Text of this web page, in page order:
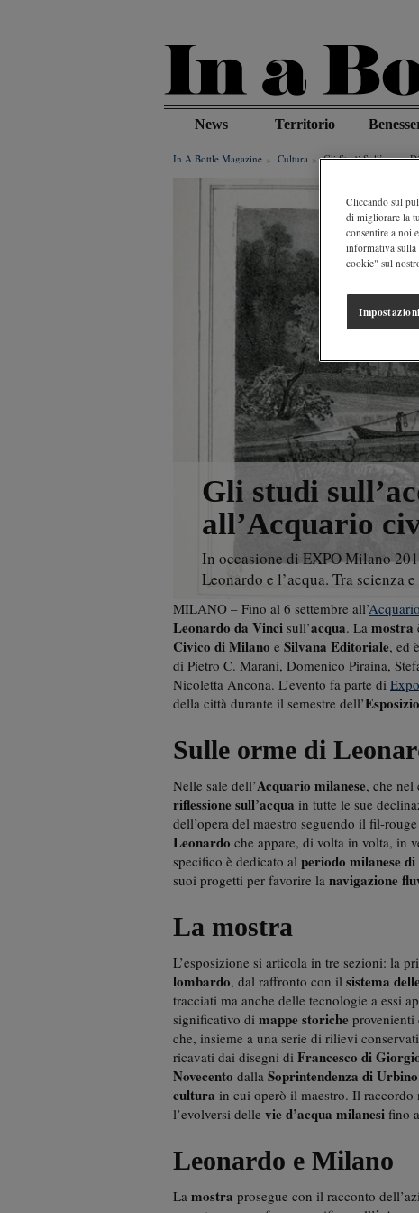
News Territorio
In A Bottle Magazine Cultura Gli Studi Sull’acqua
Gli studi
all’Acquario
In occasione di EXPO Milano
Leonardo e l’acqua. Tra scienza
MILANO – Fino al 6 settembre all’
Leonardo da Vinci sull’acqua. La mostra
Civico di Milano e Silvana Editoriale, ed
di Pietro C. Marani, Domenico Piraina,
Nicoletta Ancona. L’evento fa parte di
della città durante il semestre dell’
Sulle orme di
Nelle sale dell’Acquario milanese, che nel
riflessione sull’acqua in tutte le sue
dell’opera del maestro seguendo il fil-rouge
Leonardo che appare, di volta in volta, in
specifico è dedicato al periodo milanese di
suoi progetti per favorire la navigazione
La mostra
L’esposizione si articola in tre sezioni: la
lombardo, dal raffronto con il sistema
tracciati ma anche delle tecnologie a essi
significativo di mappe storiche provenienti
che, insieme a una serie di rilievi
ricavati dai disegni di Francesco di
Novecento dalla Soprintendenza di Urbino
cultura in cui operò il maestro. Il raccordo
l’evolversi delle vie d’acqua milanesi fino
Leonardo e Milano
La mostra prosegue con il racconto
Cliccando sul
di migliorare la
consentire a noi
informativa sulla
cookie" sul